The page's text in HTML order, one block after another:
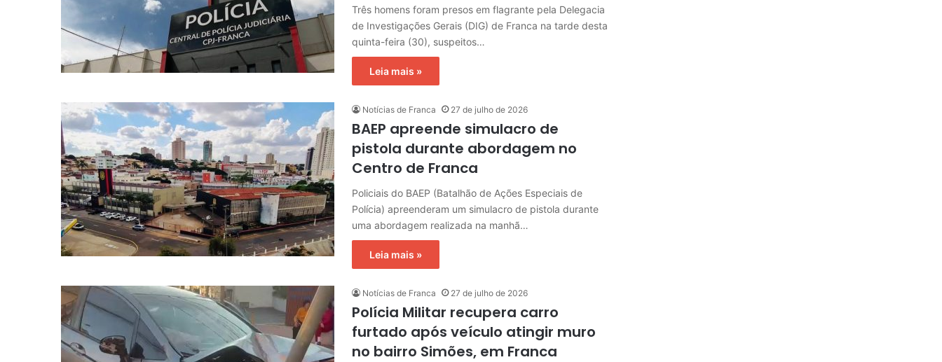
Três homens foram presos em flagrante pela Delegacia
de Investigações Gerais (DIG) de Franca na tarde desta
quinta-feira (30), suspeitos…
Leia mais »
Notícias de Franca 27 de julho de 2026
BAEP apreende simulacro de
pistola durante abordagem no
Centro de Franca
Policiais do BAEP (Batalhão de Ações Especiais de
Polícia) apreenderam um simulacro de pistola durante
uma abordagem realizada na manhã…
Leia mais »
Notícias de Franca 27 de julho de 2026
Polícia Militar recupera carro
furtado após veículo atingir muro
no bairro Simões, em Franca